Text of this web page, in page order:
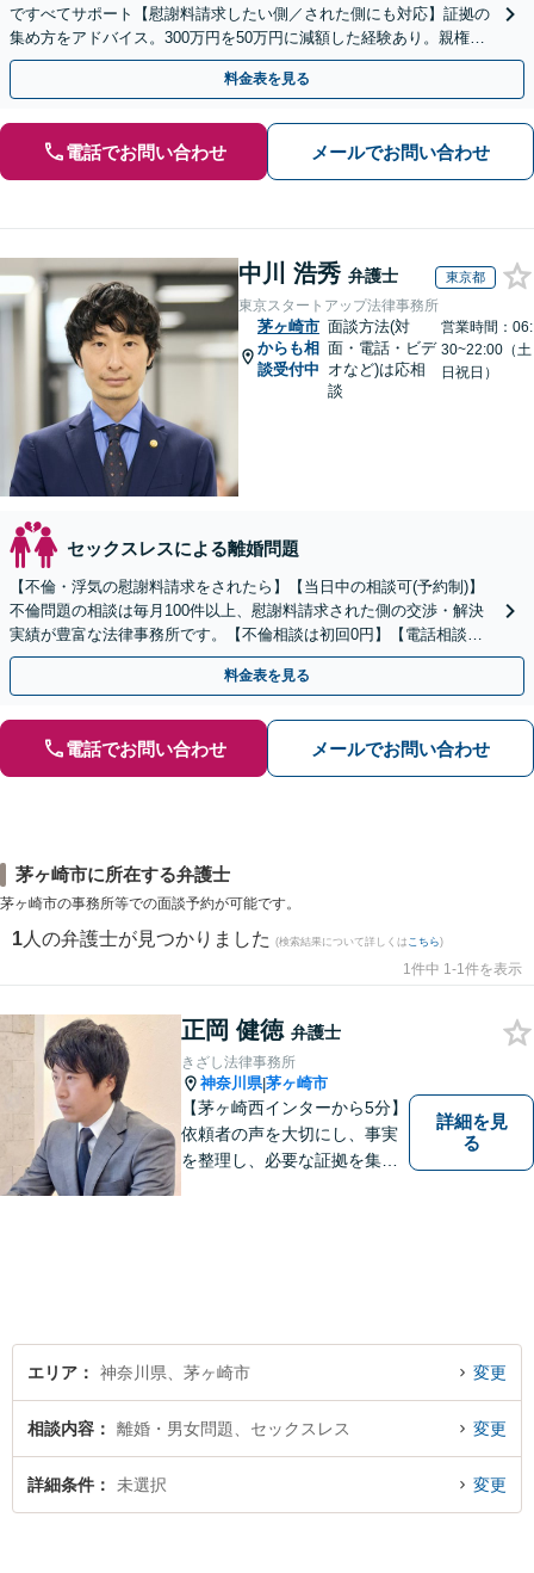
ですべてサポート【慰謝料請求したい側／された側にも対応】証拠の
集め方をアドバイス。300万円を50万円に減額した経験あり。親権や
養育費・子の引き渡しにも精通している弁護士です。
料金表を見る
電話でお問い合わせ メールでお問い合わせ
中川 浩秀 弁護士 東京都
東京スタートアップ法律事務所
茅ヶ崎市
からも相
談受付中
面談方法(対
面・電話・ビデ
オなど)は応相
談
営業時間：06:
30~22:00（土
日祝日）
セックスレスによる離婚問題
【不倫・浮気の慰謝料請求をされたら】【当日中の相談可(予約制)】
不倫問題の相談は毎月100件以上、慰謝料請求された側の交渉・解決
実績が豊富な法律事務所です。【不倫相談は初回0円】【電話相談で
ご契約まで対応可/来所不要】
料金表を見る
電話でお問い合わせ メールでお問い合わせ
茅ヶ崎市に所在する弁護士
茅ヶ崎市の事務所等での面談予約が可能です。
1 人の弁護士が見つかりました (検索結果について詳しくは こちら)
1件中 1-1件を表示
正岡 健徳 弁護士
きざし法律事務所
神奈川県|茅ヶ崎市
【茅ヶ崎西インターから5分】
依頼者の声を大切にし、事実
を整理し、必要な証拠を集め
詳細を見
る
エリア 神奈川県、茅ヶ崎市 変更
相談内容 離婚・男女問題、セックスレス 変更
詳細条件 未選択 変更